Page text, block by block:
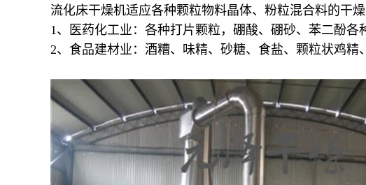
流化床干燥机适应各种颗粒物料晶体、粉粒混合料的干燥
1、医药化工业：各种打片颗粒，硼酸、硼砂、苯二酚各
2、食品建材业：酒糟、味精、砂糖、食盐、颗粒状鸡精